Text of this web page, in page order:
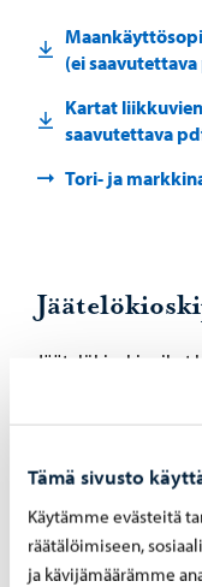
Tämä sivusto
Käytämme evästeitä
räätälöimiseen,
ja kävijämäärämme
(ei
Kartat
saavutettava
Tori- ja
Jäätelökioskipaikat
kaupungissa.
26.2.2025 klo 12.00
Tarjouspyyntö